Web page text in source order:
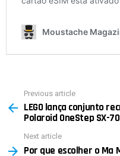
more
Previous article
LEGO lança conjunto
Polaroid OneStep SX-70
Next article
Por que escolher o Ma